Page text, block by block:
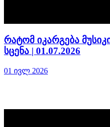
რატომ იკარგება
სცენა | 01.07.2026
01 ივლ 2026